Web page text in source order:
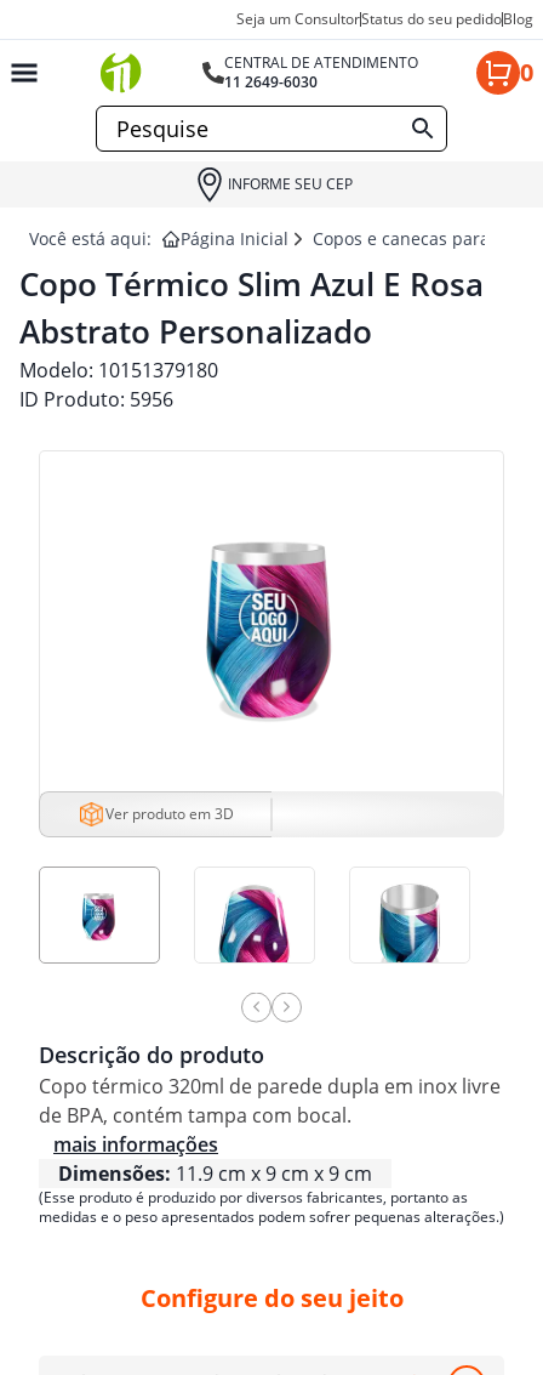
Seja um ConsultorStatus do seu pedidoBlog
CENTRAL DE ATENDIMENTO
11 2649-6030
0
INFORME SEU CEP
Você está aqui: Página Inicial Copos e canecas para
Copo Térmico Slim Azul E Rosa
Abstrato Personalizado
Modelo: 10151379180
ID Produto: 5956
Ver produto em 3D
Descrição do produto
Copo térmico 320ml de parede dupla em inox livre
de BPA, contém tampa com bocal.
mais informações
Dimensões: 11.9 cm x 9 cm x 9 cm
(Esse produto é produzido por diversos fabricantes, portanto as
medidas e o peso apresentados podem sofrer pequenas alterações.)
Configure do seu jeito